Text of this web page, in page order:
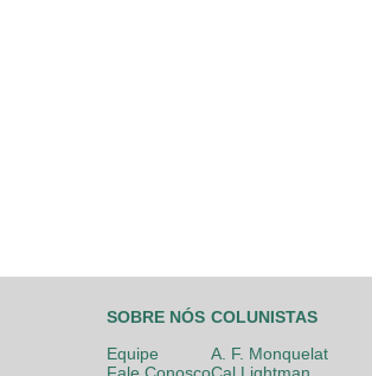
SOBRE NÓS
Equipe
COLUNISTAS
A. F. Monquelat